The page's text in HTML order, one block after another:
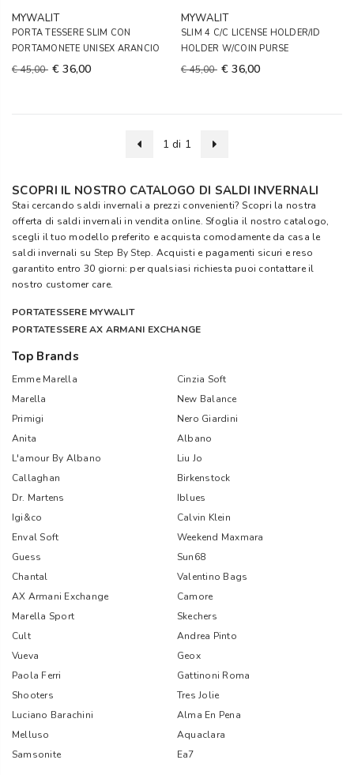
MYWALIT
PORTA TESSERE SLIM CON
PORTAMONETE UNISEX ARANCIO
€ 45,00 € 36,00
MYWALIT
SLIM 4 C/C LICENSE HOLDER/ID
HOLDER W/COIN PURSE
€ 45,00 € 36,00
1 di 1
SCOPRI IL NOSTRO CATALOGO DI SALDI INVERNALI
Stai cercando saldi invernali a prezzi convenienti? Scopri la nostra
offerta di saldi invernali in vendita online. Sfoglia il nostro catalogo,
scegli il tuo modello preferito e acquista comodamente da casa le
saldi invernali su Step By Step. Acquisti e pagamenti sicuri e reso
garantito entro 30 giorni: per qualsiasi richiesta puoi contattare il
nostro customer care.
PORTATESSERE MYWALIT
PORTATESSERE AX ARMANI EXCHANGE
Top Brands
Emme Marella
Cinzia Soft
Marella
New Balance
Primigi
Nero Giardini
Anita
Albano
L'amour By Albano
Liu Jo
Callaghan
Birkenstock
Dr. Martens
Iblues
Igi&co
Calvin Klein
Enval Soft
Weekend Maxmara
Guess
Sun68
Chantal
Valentino Bags
AX Armani Exchange
Camore
Marella Sport
Skechers
Cult
Andrea Pinto
Vueva
Geox
Paola Ferri
Gattinoni Roma
Shooters
Tres Jolie
Luciano Barachini
Alma En Pena
Melluso
Aquaclara
Samsonite
Ea7